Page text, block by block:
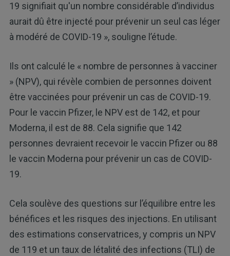
19 signifiait qu'un nombre considérable d’individus
aurait dû être injecté pour prévenir un seul cas léger
à modéré de COVID-19 », souligne l’étude.
Ils ont calculé le « nombre de personnes à vacciner
» (NPV), qui révèle combien de personnes doivent
être vaccinées pour prévenir un cas de COVID-19.
Pour le vaccin Pfizer, le NPV est de 142, et pour
Moderna, il est de 88. Cela signifie que 142
personnes devraient recevoir le vaccin Pfizer ou 88
le vaccin Moderna pour prévenir un cas de COVID-
19.
Cela soulève des questions sur l’équilibre entre les
bénéfices et les risques des injections. En utilisant
des estimations conservatrices, y compris un NPV
de 119 et un taux de létalité des infections (TLI) de